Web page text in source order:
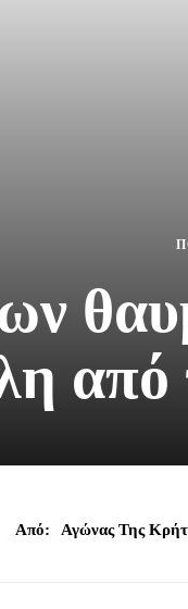
από
Από: Αγώνας Της